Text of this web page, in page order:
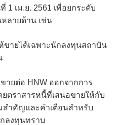
1 เม.ย. 2561 เพื่อยกระดับ
ลายด้าน เช่น
ขายได้เฉพาะนักลงทุนสถาบัน
ายต่อ HNW ออกจากการ
ตราสารหนี้ที่เสนอขายให้กับ
สำคัญและคำเตือนสำหรับ
ลงทุนทราบ